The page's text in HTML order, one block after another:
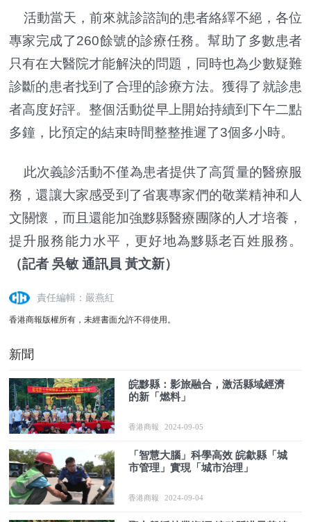
活動當天，前來就診諮詢的患者絡繹不絕，各位
專家完成了260餘號的診療任務。幫助了多數患者
只有在大醫院才能解決的問題，同時也為少數疑難
診斷的患者找到了合理的診療方法。獲得了就診患
者高度好評。整個活動從早上開始持續到下午二點
多鐘，比預定的結束時間整整推遲了3個多小時。
此次義診活動不僅為患者提供了高質量的醫療服
務，還讓大家感受到了省裏專家們的敬業精神和人
文關懷，而且還能加強黟縣醫療團隊的人才培養，
提升服務能力水平，更好地為黟縣老百姓服務。
（記者 吳敏 通訊員 黃文新）
責任編輯：嚴燕紅
香港商報版權所有，未經書面允許不得使用。
新聞
皖黟縣：影旅融合，激活縣域經濟
的新「燃料」
香港商報 2024-09-05
「智慧大腦」科學高效 皖歙縣「城
市管理」實現「城市治理」
香港商報 2024-09-04